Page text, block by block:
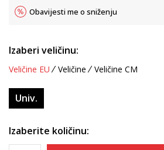
Obavijesti me o sniženju
Izaberi veličinu:
Veličine EU Veličine Veličine CM
Univ.
Izaberite količinu: